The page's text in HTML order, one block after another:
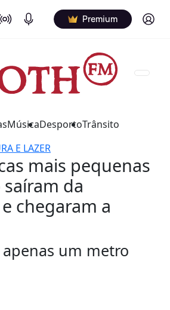
Air Podcasts Premium Log in
MúsicaDesportoTrânsito
E LAZER
mais pequenas
da
chegaram a
apenas um metro